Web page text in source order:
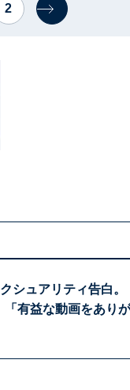
2
シュアリティ告白
有益な動画をありが